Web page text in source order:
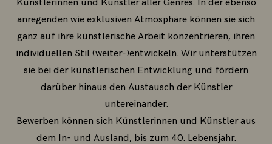
Künstlerinnen und Künstler aller Genres. In der ebenso
anregenden wie exklusiven Atmosphäre können sie sich
ganz auf ihre künstlerische Arbeit konzentrieren, ihren
individuellen Stil (weiter-)entwickeln. Wir unterstützen
sie bei der künstlerischen Entwicklung und fördern
darüber hinaus den Austausch der Künstler
untereinander.
Bewerben können sich Künstlerinnen und Künstler aus
dem In- und Ausland, bis zum 40. Lebensjahr.